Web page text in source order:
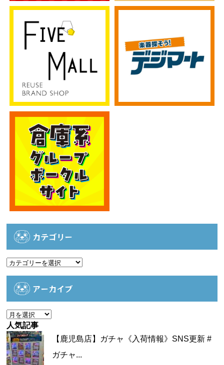
カテゴリー
カ
アーカイブ
ア
ー
カ
イ
ブ
人気記事
【鹿児島店】ガチャ《入荷情報》SNS更新 #
ガチャ...